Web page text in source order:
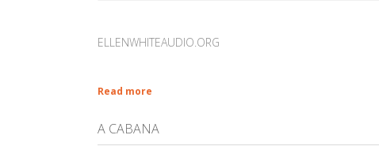
ELLENWHITEAUDIO.ORG
Read more
A CABANA